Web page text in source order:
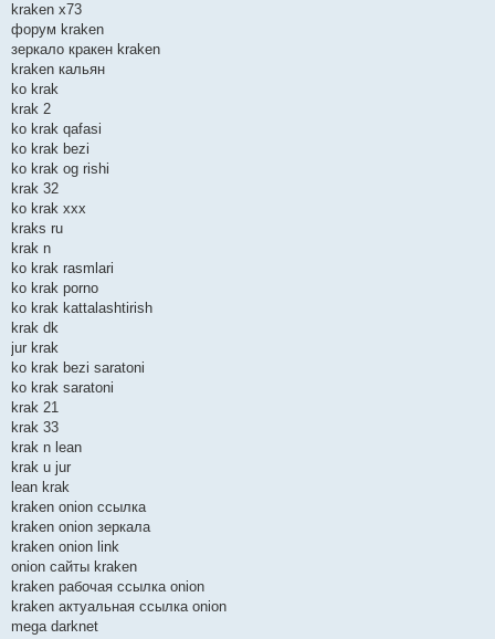
kraken x73
форум kraken
зеркало кракен kraken
kraken кальян
ko krak
krak 2
ko krak qafasi
ko krak bezi
ko krak og rishi
krak 32
ko krak xxx
kraks ru
krak n
ko krak rasmlari
ko krak porno
ko krak kattalashtirish
krak dk
jur krak
ko krak bezi saratoni
ko krak saratoni
krak 21
krak 33
krak n lean
krak u jur
lean krak
kraken onion ссылка
kraken onion зеркала
kraken onion link
onion сайты kraken
kraken рабочая ссылка onion
kraken актуальная ссылка onion
mega darknet